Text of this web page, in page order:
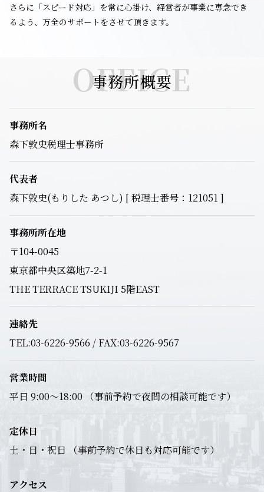
さらに「スピード対応」を常に心掛け、経営者が事業に専念でき
るよう、万全のサポートをさせて頂きます。
OFFICE
事務所概要
事務所名
森下敦史税理士事務所
代表者
森下敦史(もりした あつし) [ 税理士番号：121051 ]
事務所所在地
〒104-0045
東京都中央区築地7-2-1
THE TERRACE TSUKIJI 5階EAST
連絡先
TEL:03-6226-9566 / FAX:03-6226-9567
営業時間
平日 9:00～18:00 （事前予約で夜間の相談可能です）
定休日
土・日・祝日 （事前予約で休日も対応可能です）
アクセス